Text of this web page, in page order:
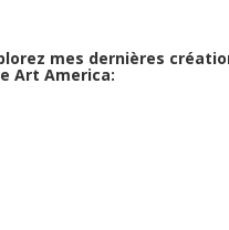
mes dernières
Art America: